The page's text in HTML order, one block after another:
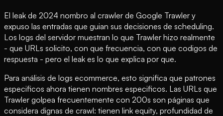
El leak de 2024 nombro al crawler de Google Trawler y
expuso las entradas que guian sus decisiones de scheduling.
Los logs del servidor muestran lo que Trawler hizo realmente
- que URLs solicito, con que frecuencia, con que codigos de
respuesta - pero el leak es lo que explica por que.
Para análisis de logs ecommerce, esto significa que patrones
especificos ahora tienen nombres especificos. Las URLs que
Trawler golpea frecuentemente con 200s son páginas que
considera dignas de crawl: tienen link equity, profundidad de